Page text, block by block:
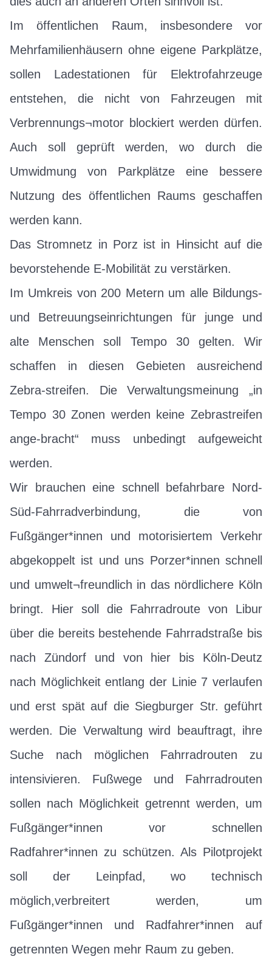
Im öffentlichen Raum, insbesondere vor
Mehrfamilienhäusern ohne eigene Parkplätze,
sollen Ladestationen für Elektrofahrzeuge
entstehen, die nicht von Fahrzeugen mit
Verbrennungs¬motor blockiert werden dürfen.
Auch soll geprüft werden, wo durch die
Umwidmung von Parkplätze eine bessere
Nutzung des öffentlichen Raums geschaffen
werden kann.
Das Stromnetz in Porz ist in Hinsicht auf die
bevorstehende E-Mobilität zu verstärken.
Im Umkreis von 200 Metern um alle Bildungs-
und Betreuungseinrichtungen für junge und
alte Menschen soll Tempo 30 gelten. Wir
schaffen in diesen Gebieten ausreichend
Zebra-streifen. Die Verwaltungsmeinung „in
Tempo 30 Zonen werden keine Zebrastreifen
ange-bracht“ muss unbedingt aufgeweicht
werden.
Wir brauchen eine schnell befahrbare Nord-
Süd-Fahrradverbindung, die von
Fußgänger*innen und motorisiertem Verkehr
abgekoppelt ist und uns Porzer*innen schnell
und umwelt¬freundlich in das nördlichere Köln
bringt. Hier soll die Fahrradroute von Libur
über die bereits bestehende Fahrradstraße bis
nach Zündorf und von hier bis Köln-Deutz
nach Möglichkeit entlang der Linie 7 verlaufen
und erst spät auf die Siegburger Str. geführt
werden. Die Verwaltung wird beauftragt, ihre
Suche nach möglichen Fahrradrouten zu
intensivieren. Fußwege und Fahrradrouten
sollen nach Möglichkeit getrennt werden, um
Fußgänger*innen vor schnellen
Radfahrer*innen zu schützen. Als Pilotprojekt
soll der Leinpfad, wo technisch
möglich,verbreitert werden, um
Fußgänger*innen und Radfahrer*innen auf
getrennten Wegen mehr Raum zu geben.